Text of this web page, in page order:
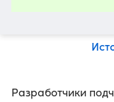
Разработчики